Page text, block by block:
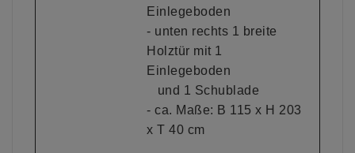
Einlegeboden
- unten rechts 1 breite
Holztür mit 1
Einlegeboden
und 1 Schublade
- ca. Maße: B 115 x H 203
x T 40 cm